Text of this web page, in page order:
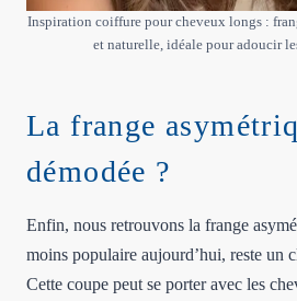
Inspiration coiffure pour cheveux longs :
et naturelle, idéale pour adoucir
La frange
démodée ?
Enfin, nous retrouvons la frange
moins populaire aujourd’hui, reste un
Cette coupe peut se porter avec les